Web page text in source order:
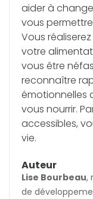
aider à
vous
Vous
votre
vous être
reconnaître
émotionnelles
vous nourrir.
accessibles,
vie.
Auteur
Lise Bourbeau,
de